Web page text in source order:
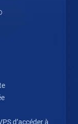
d’accéder à